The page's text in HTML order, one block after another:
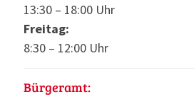
13:30 – 18:00 Uhr
Freitag:
8:30 – 12:00 Uhr
Bürgeramt: